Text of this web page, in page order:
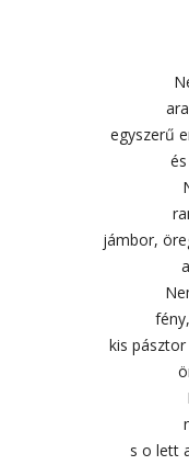
egyszerű
jámbor,
kis
s o lett